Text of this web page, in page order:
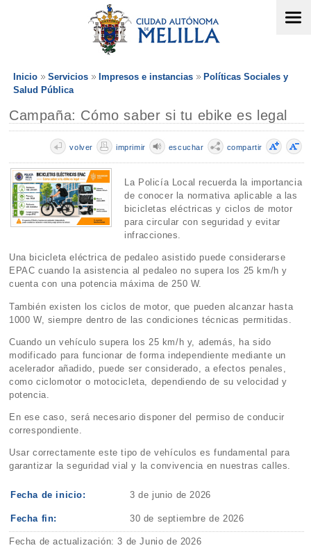
Inicio Servicios Impresos e instancias
Políticas Sociales y
Salud Pública
Campaña: Cómo saber si tu ebike es legal
compartir
escuchar
imprimir
volver
La Policía Local recuerda la importancia
de conocer la normativa aplicable a las
bicicletas eléctricas y ciclos de motor
para circular con seguridad y evitar
infracciones.
Una bicicleta eléctrica de pedaleo asistido puede considerarse
EPAC cuando la asistencia al pedaleo no supera los 25 km/h y
cuenta con una potencia máxima de 250 W.
También existen los ciclos de motor, que pueden alcanzar hasta
1000 W, siempre dentro de las condiciones técnicas permitidas.
Cuando un vehículo supera los 25 km/h y, además, ha sido
modificado para funcionar de forma independiente mediante un
acelerador añadido, puede ser considerado, a efectos penales,
como ciclomotor o motocicleta, dependiendo de su velocidad y
potencia.
En ese caso, será necesario disponer del permiso de conducir
correspondiente.
Usar correctamente este tipo de vehículos es fundamental para
garantizar la seguridad vial y la convivencia en nuestras calles.
Fecha de inicio: 3 de junio de 2026
Fecha fin: 30 de septiembre de 2026
Fecha de actualización: 3 de Junio de 2026